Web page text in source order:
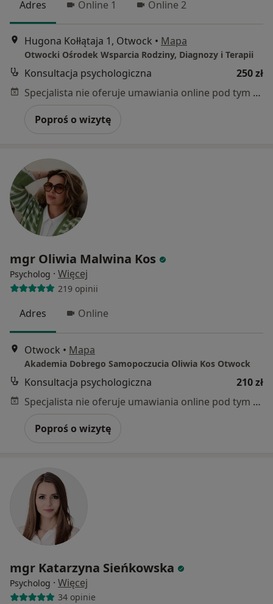
Adres Online 1 Online 2
Hugona Kołłątaja 1, Otwock • Mapa
Otwocki Ośrodek Wsparcia Rodziny, Diagnozy i Terapii
Konsultacja psychologiczna
250 zł
Specjalista nie oferuje umawiania online pod tym adresem.
Poproś o wizytę
mgr Oliwia Malwina Kos
Psycholog · Więcej
219 opinii
Adres Online
Otwock • Mapa
Akademia Dobrego Samopoczucia Oliwia Kos Otwock
Konsultacja psychologiczna
210 zł
Specjalista nie oferuje umawiania online pod tym adresem.
Poproś o wizytę
mgr Katarzyna Sieńkowska
Psycholog · Więcej
34 opinie